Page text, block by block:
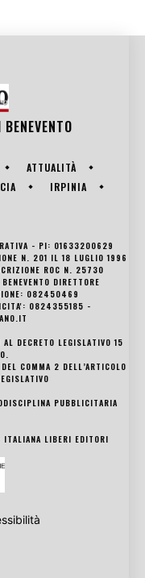
BENEVENTO
ATTUALITÀ
IRPINIA
- PI: 01633200629
N. 201 IL 18 LUGLIO 1996
ROC N. 25730
DIRETTORE
082450469
0824355185 -
DECRETO LEGISLATIVO 15
COMMA 2 DELL’ARTICOLO
PUBBLICITARIA
ITALIANA LIBERI EDITORI